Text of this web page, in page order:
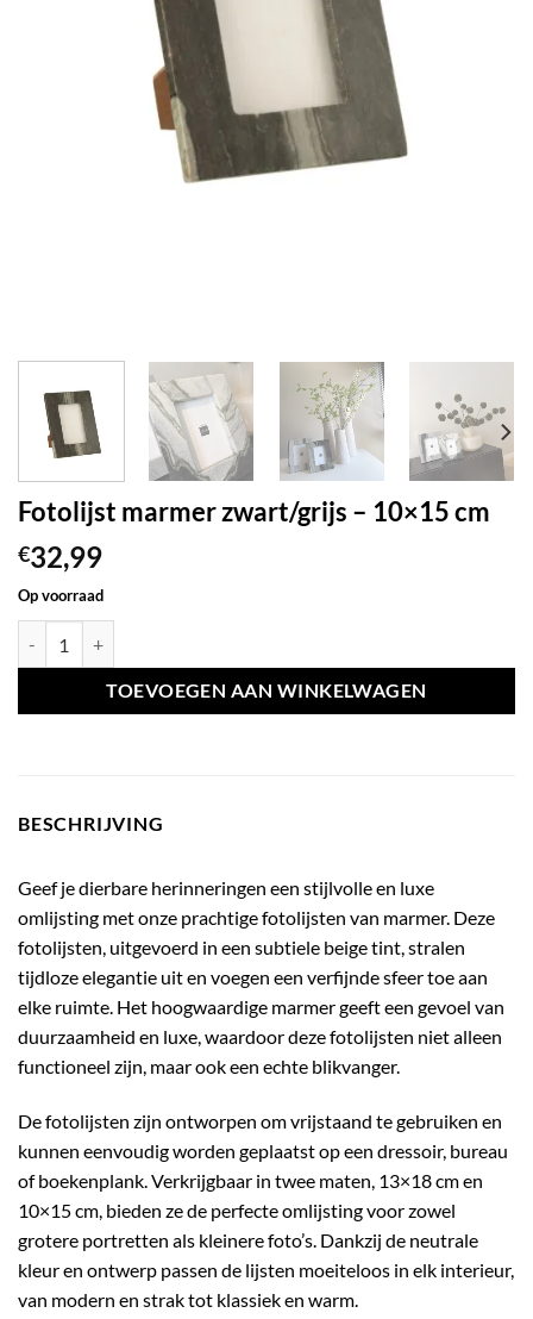
Fotolijst marmer zwart/grijs – 10×15 cm
€32,99
Op voorraad
TOEVOEGEN AAN WINKELWAGEN
BESCHRIJVING
Geef je dierbare herinneringen een stijlvolle en luxe
omlijsting met onze prachtige fotolijsten van marmer. Deze
fotolijsten, uitgevoerd in een subtiele beige tint, stralen
tijdloze elegantie uit en voegen een verfijnde sfeer toe aan
elke ruimte. Het hoogwaardige marmer geeft een gevoel van
duurzaamheid en luxe, waardoor deze fotolijsten niet alleen
functioneel zijn, maar ook een echte blikvanger.
De fotolijsten zijn ontworpen om vrijstaand te gebruiken en
kunnen eenvoudig worden geplaatst op een dressoir, bureau
of boekenplank. Verkrijgbaar in twee maten, 13×18 cm en
10×15 cm, bieden ze de perfecte omlijsting voor zowel
grotere portretten als kleinere foto’s. Dankzij de neutrale
kleur en ontwerp passen de lijsten moeiteloos in elk interieur,
van modern en strak tot klassiek en warm.